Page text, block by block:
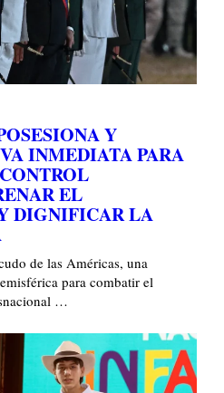
Y
INMEDIATA PARA
EL
DIGNIFICAR LA
de las Américas, una
para combatir el
…